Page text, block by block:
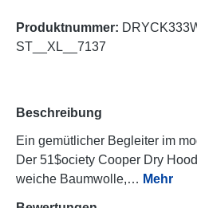
Produktnummer:
ST__XL__7137
Beschreibung
Ein gemütlicher Begleiter im
Der 51$ociety Cooper Dry
weiche Baumwolle,… Mehr